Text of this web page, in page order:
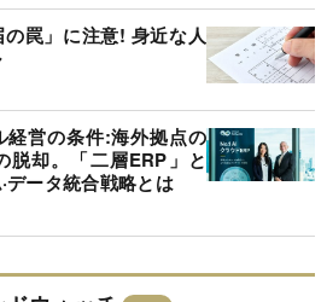
の罠」に注意! 身近な人
営の条件:海外拠点の
脱却。「二層ERP」と
データ統合戦略とは